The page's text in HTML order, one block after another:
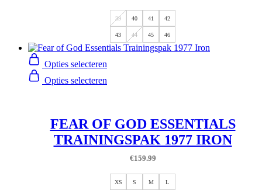
39 40 41 42
43 44 45 46
Opties selecteren
Opties selecteren
FEAR OF GOD ESSENTIALS
TRAININGSPAK 1977 IRON
€159.99
XS S M L